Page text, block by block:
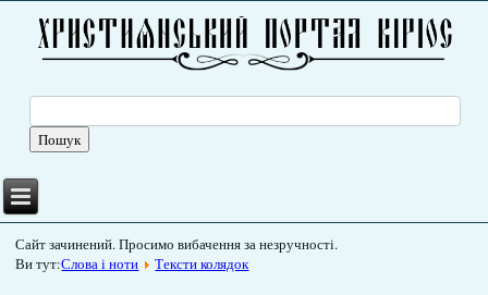
Сайт зачинений. Просимо вибачення за незручності.
Ви тут:Слова і ноти Тексти колядок